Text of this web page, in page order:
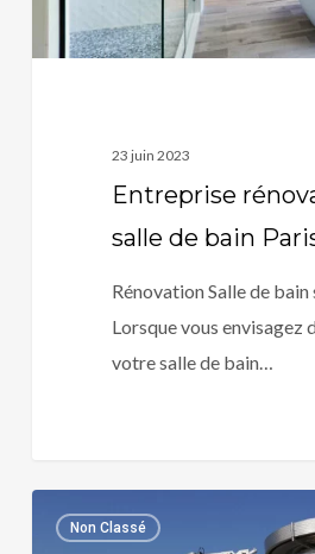
23 juin 2023
Entreprise
salle de bain
Rénovation Salle de bain
Lorsque vous envisagez
votre salle de bain…
agréé
Non Classé
0